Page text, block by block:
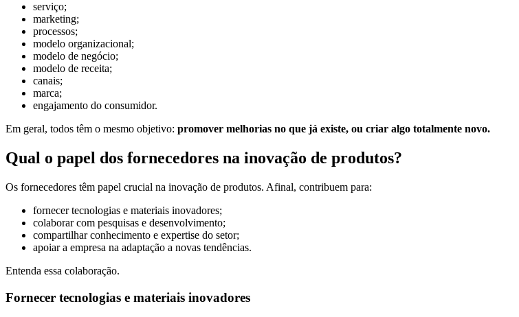
serviço;
marketing;
processos;
modelo organizacional;
modelo de negócio;
modelo de receita;
canais;
marca;
engajamento do consumidor.
Em geral, todos têm o mesmo objetivo: promover melhorias no que já existe, ou criar algo totalmente novo.
Qual o papel dos fornecedores na inovação de produtos?
Os fornecedores têm papel crucial na inovação de produtos. Afinal, contribuem para:
fornecer tecnologias e materiais inovadores;
colaborar com pesquisas e desenvolvimento;
compartilhar conhecimento e expertise do setor;
apoiar a empresa na adaptação a novas tendências.
Entenda essa colaboração.
Fornecer tecnologias e materiais inovadores